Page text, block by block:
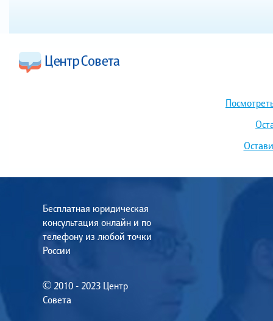
Бесплатная юридическая
консультация онлайн и по
телефону из любой точки
России
© 2010 - 2023 Центр
Совета